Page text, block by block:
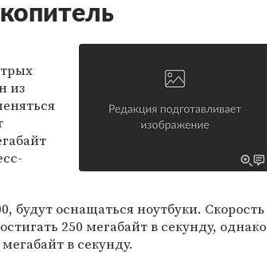
из
будут оснащаться ноутбуки. Скорость
250 мегабайт в секунду, однако
в секунду.